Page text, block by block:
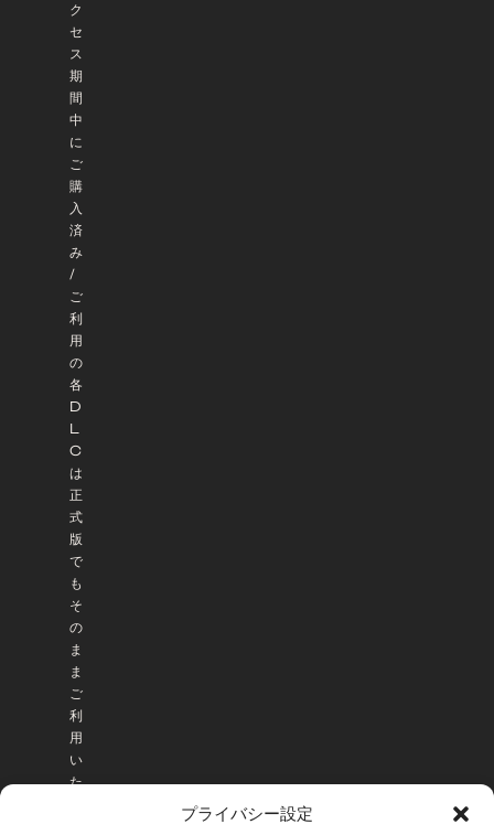
プライバシー設定
ク
セ
ス
期
間
中
に
ご
購
入
済
み
/
ご
利
用
の
各
D
L
C
は
正
式
版
で
も
そ
の
ま
ま
ご
利
用
い
た